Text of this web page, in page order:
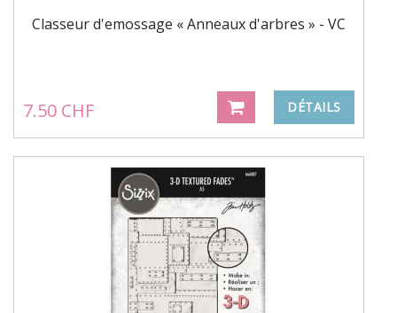
Classeur d'emossage « Anneaux d'arbres » - VC
7.50 CHF DÉTAILS